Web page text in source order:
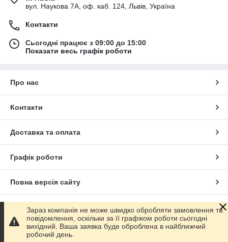
вул. Наукова 7А, оф. каб. 124, Львів, Україна
Контакти
Сьогодні працює з 09:00 до 15:00
Показати весь графік роботи
Про нас
Контакти
Доставка та оплата
Графік роботи
Повна версія сайту
Сайт створено на маркетплейсі Prom.ua
Політика конфіденційності
Зараз компанія не може швидко обробляти замовлення та
повідомлення, оскільки за її графіком роботи сьогодні
вихідний. Ваша заявка буде оброблена в найближчий
робочий день.